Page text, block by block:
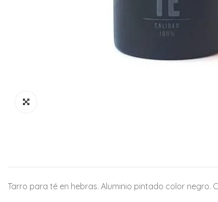
Tarro para té en hebras. Aluminio pintado color negro.